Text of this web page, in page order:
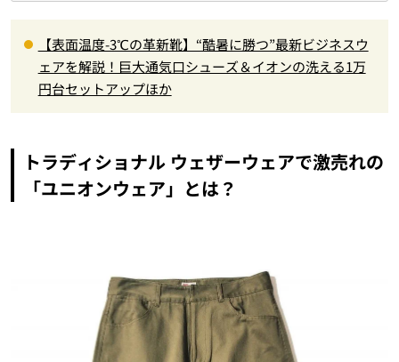
【表面温度-3℃の革新靴】“酷暑に勝つ”最新ビジネスウ
ェアを解説！巨大通気口シューズ＆イオンの洗える1万
円台セットアップほか
トラディショナル ウェザーウェアで激売れの
「ユニオンウェア」とは？